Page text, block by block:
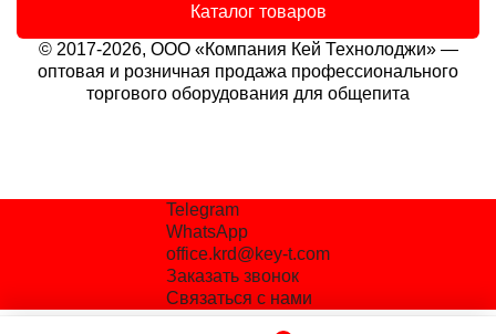
Каталог товаров
© 2017-2026, ООО «Компания Кей Технолоджи» —
оптовая и розничная продажа профессионального
торгового оборудования для общепита
Telegram
WhatsApp
office.krd@key-t.com
Заказать звонок
Связаться с нами